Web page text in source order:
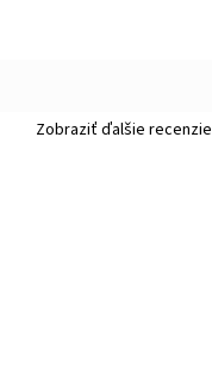
Zobraziť ďalšie recenzie